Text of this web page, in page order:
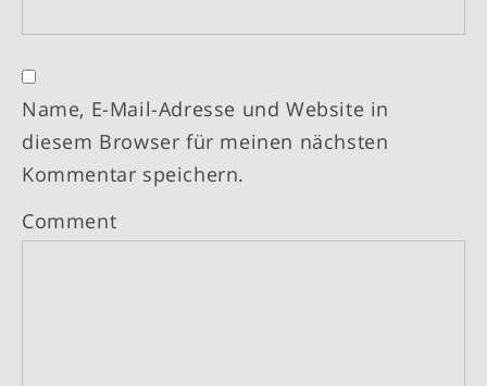
Name, E-Mail-Adresse und Website in
diesem Browser für meinen nächsten
Kommentar speichern.
Comment